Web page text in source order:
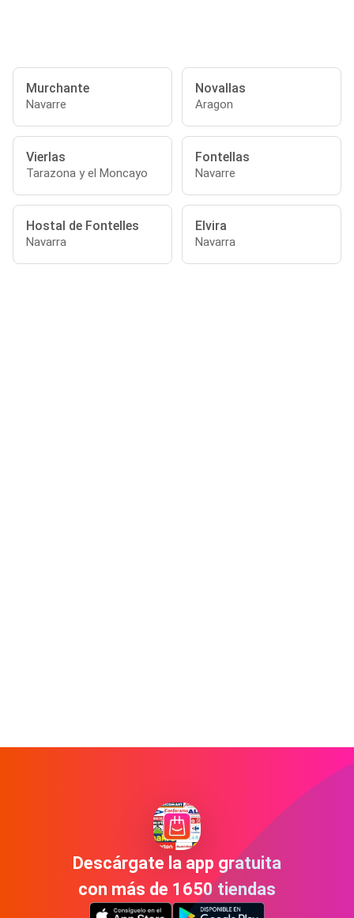
Murchante
Navarre
Novallas
Aragon
Vierlas
Tarazona y el Moncayo
Fontellas
Navarre
Hostal de Fontelles
Navarra
Elvira
Navarra
Descárgate la app gratuita
con más de 1650 tiendas